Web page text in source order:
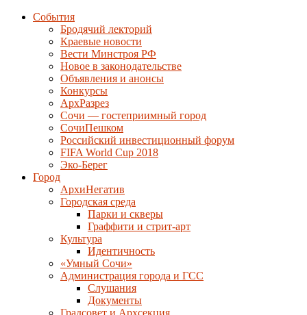
События
Бродячий лекторий
Краевые новости
Вести Минстроя РФ
Новое в законодательстве
Объявления и анонсы
Конкурсы
АрхРазрез
Сочи — гостеприимный город
СочиПешком
Российский инвестиционный форум
FIFA World Cup 2018
Эко-Берег
Город
АрхиНегатив
Городская среда
Парки и скверы
Граффити и стрит-арт
Культура
Идентичность
«Умный Сочи»
Администрация города и ГСС
Слушания
Документы
Градсовет и Архсекция